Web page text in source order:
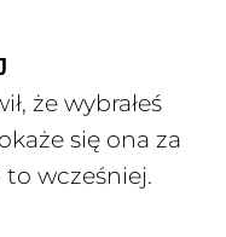
że wybrałeś
się ona za
wcześniej.